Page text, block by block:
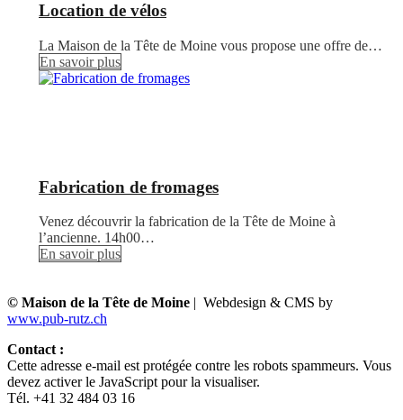
Location de vélos
La Maison de la Tête de Moine vous propose une offre de…
En savoir plus
Fabrication de fromages
Venez découvrir la fabrication de la Tête de Moine à
l’ancienne. 14h00…
En savoir plus
© Maison de la Tête de Moine | Webdesign & CMS by
www.pub-rutz.ch
Contact :
Cette adresse e-mail est protégée contre les robots spammeurs. Vous
devez activer le JavaScript pour la visualiser.
Tél. +41 32 484 03 16